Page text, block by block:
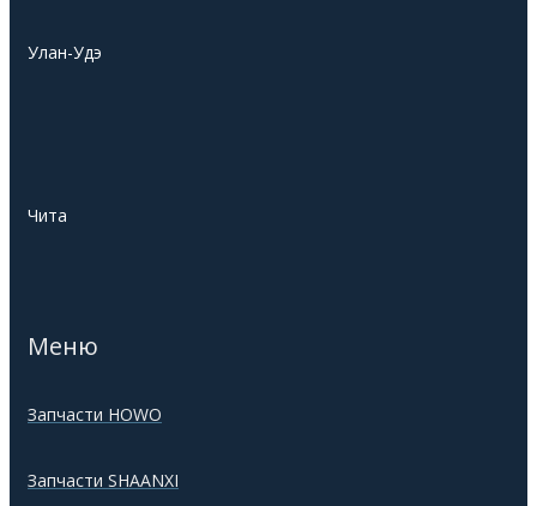
Улан-Удэ
Чита
Меню
Запчасти HOWO
Запчасти SHAANXI